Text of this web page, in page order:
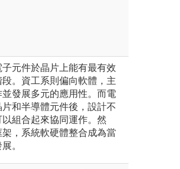
元件於晶片上能有最有效
。資工系則偏向軟體，主
發展多元的應用性。而電
和半導體元件後，設計不
組合起來協同運作。然
，系統軟硬體整合成為當
。